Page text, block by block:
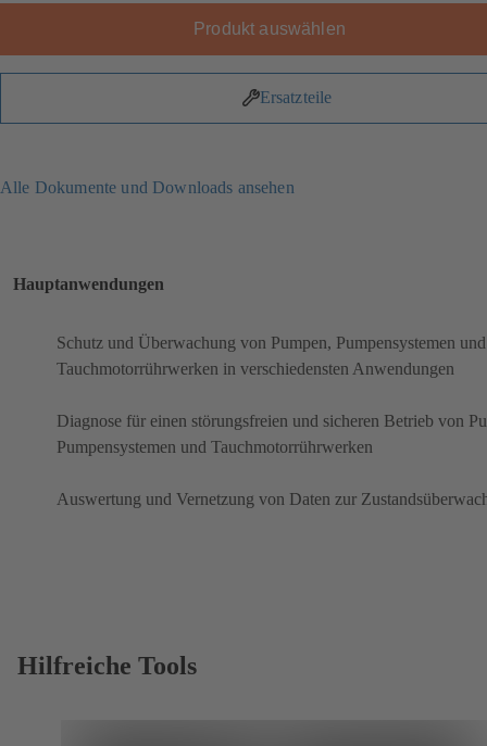
Produkt auswählen
Ersatzteile
Alle Dokumente und Downloads ansehen
Hauptanwendungen
Schutz und Überwachung von Pumpen, Pumpensystemen und
Tauchmotorrührwerken in verschiedensten Anwendungen
Diagnose für einen störungsfreien und sicheren Betrieb von
Pumpensystemen und Tauchmotorrührwerken
Auswertung und Vernetzung von Daten zur
Hilfreiche Tools